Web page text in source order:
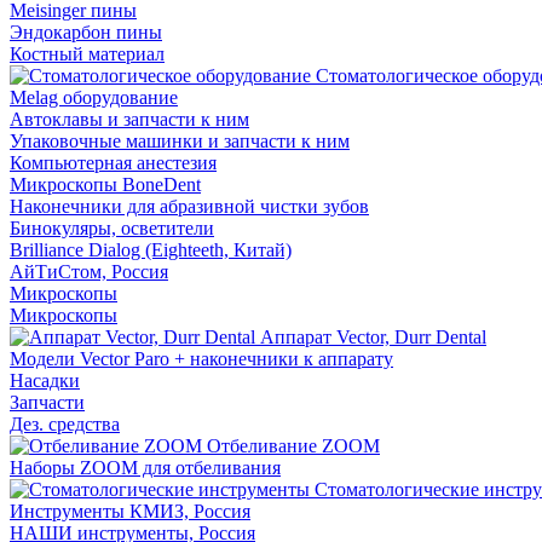
Meisinger пины
Эндокарбон пины
Костный материал
Стоматологическое
Melag оборудование
Автоклавы и запчасти к ним
Упаковочные машинки и запчасти к ним
Компьютерная анестезия
Микроскопы BoneDent
Наконечники для абразивной чистки зубов
Бинокуляры, осветители
Brilliance Dialog (Eighteeth, Китай)
АйТиСтом, Россия
Микроскопы
Микроскопы
Аппарат Vector, Durr Dental
Модели Vector Paro + наконечники к аппарату
Насадки
Запчасти
Дез. средства
Отбеливание ZOOM
Наборы ZOOM для отбеливания
Стоматологические
Инструменты КМИЗ, Россия
НАШИ инструменты, Россия